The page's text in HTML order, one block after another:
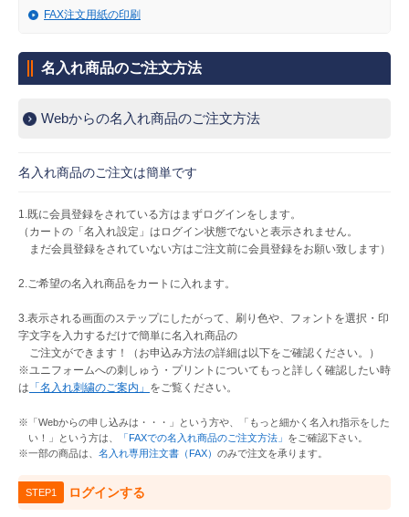
カタログ請求（無料）
試着サンプル無料貸し出し
クイックオーダー
ログアウト
Myページ
円から
円まで
FAX注文用紙の印刷
名入れ商品のご注文方法
Webからの名入れ商品のご注文方法
名入れ商品のご注文は簡単です
1.既に会員登録をされている方はまずログインをします。
（カートの「名入れ設定」はログイン状態でないと表示されません。
まだ会員登録をされていない方はご注文前に会員登録をお願い致します）
2.ご希望の名入れ商品をカートに入れます。
3.表示される画面のステップにしたがって、刷り色や、フォントを選択・印
字文字を入力するだけで簡単に名入れ商品の
ご注文ができます！（お申込み方法の詳細は以下をご確認ください。）
※ユニフォームへの刺しゅう・プリントについてもっと詳しく確認したい時
は 「名入れ刺繍のご案内」 をご覧ください。
※「Webからの申し込みは・・・」という方や、「もっと細かく名入れ指示をした
い！」という方は、
「FAXでの名入れ商品のご注文方法」 をご確認下さい。
※一部の商品は、 名入れ専用注文書（FAX） のみで注文を承ります。
STEP1 ログインする